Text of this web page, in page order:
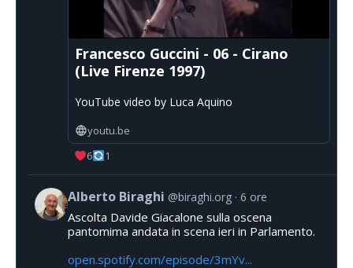
Francesco Guccini - 06 - Cirano
(Live Firenze 1997)
YouTube video by Luca Aquino
youtu.be
6
1
Alberto Biraghi @biraghi.org 6 ore
Ascolta Davide Giacalone sulla oscena
pantomima andata in scena ieri in Parlamento.
open.spotify.com/episode/3mYv...